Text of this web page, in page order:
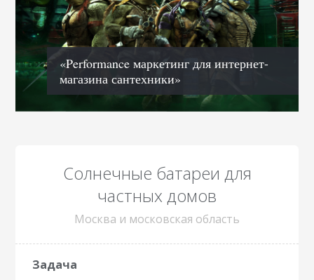
«Performance маркетинг для интернет-
магазина сантехники»
Солнечные батареи для
частных домов
Москва и московская область